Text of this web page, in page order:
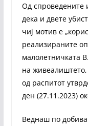
Од спроведените
дека и двете
чиј мотив е
реализираните
малолетничката
на
од распитот
ден (27.11.2023)
Веднаш по